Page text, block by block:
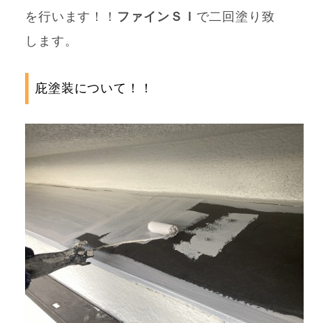
を行います！！ ファインＳＩ で二回塗り致
します。
庇塗装について！！